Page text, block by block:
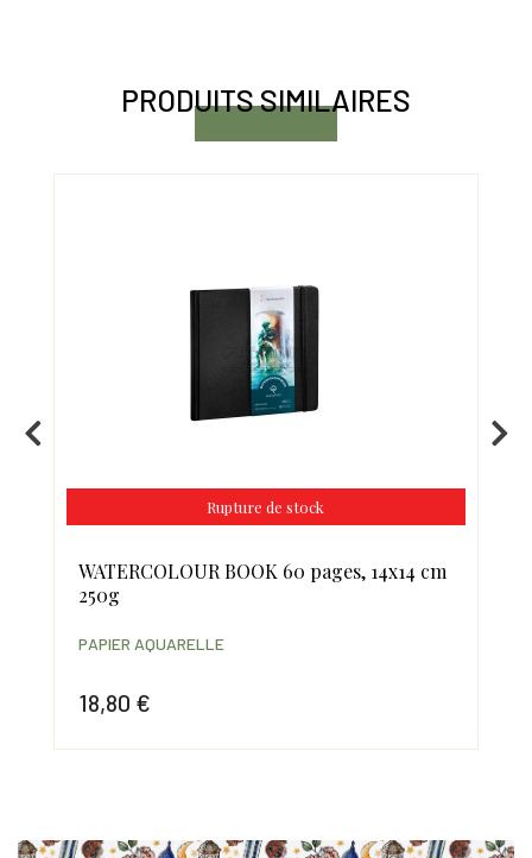
PRODUITS SIMILAIRES
Rupture de stock
WATERCOLOUR BOOK 60 pages, 14x14 cm
250g
18,80 €
PAPIER AQUARELLE